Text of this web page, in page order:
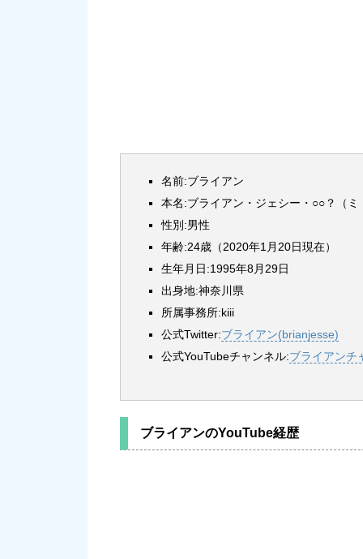
名前:ブライアン
本名:ブライアン・ジェシー・○○？（
性別:男性
年齢:24歳（2020年1月20日現在）
生年月日:1995年8月29日
出身地:神奈川県
所属事務所:kiii
公式Twitter:ブライアン(brianjesse)
公式YouTubeチャンネル:ブライアンチ
ブライアンのYouTube経歴